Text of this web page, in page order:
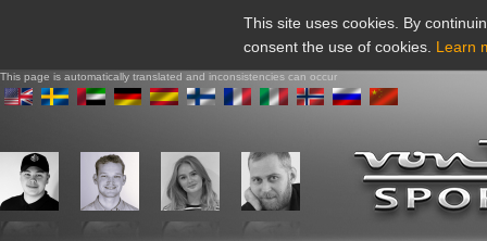
This site uses cookies. By
consent the use of cookies. Learn
This page is automatically translated and inconsistencies can occur